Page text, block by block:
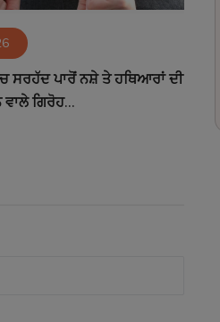
ਸਰਹੱਦ ਪਾਰੋਂ ਨਸ਼ੇ ਤੇ ਹਥਿਆਰਾਂ ਦੀ
ਗਿਰੋਹ...